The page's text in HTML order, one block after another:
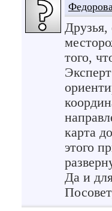
Друзья,
того,
карта
этого
Да и